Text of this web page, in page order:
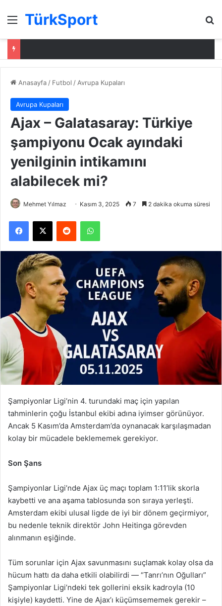
Menü
TürkSport
Anasayfa / Futbol / Avrupa Kupaları
Avrupa Kupaları
Ajax – Galatasaray: Türkiye
şampiyonu Ocak ayındaki
yenilginin intikamını
alabilecek mi?
Mehmet Yılmaz Kasım 3, 2025 7 2 dakika okuma süresi
Facebook
X Reddit WhatsApp
Şampiyonlar Ligi’nin 4. turundaki maç için yapılan
tahminlerin çoğu İstanbul ekibi adına iyimser görünüyor.
Ancak 5 Kasım’da Amsterdam’da oynanacak karşılaşmadan
kolay bir mücadele beklememek gerekiyor.
Son Şans
Şampiyonlar Ligi’nde Ajax üç maçı toplam 1:11’lik skorla
kaybetti ve ana aşama tablosunda son sıraya yerleşti.
Amsterdam ekibi ulusal ligde de iyi bir dönem geçirmiyor,
bu nedenle teknik direktör John Heitinga görevden
alınmanın eşiğinde.
Tüm sorunlar için Ajax savunmasını suçlamak kolay olsa da
hücum hattı da daha etkili olabilirdi — “Tanrı’nın Oğulları”
Şampiyonlar Ligi’ndeki tek gollerini eksik kadroyla (10
kişiyle) kaydetti. Yine de Ajax’ı küçümsememek gerekir –